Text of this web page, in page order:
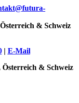
& Schweiz
| E-Mail
& Schweiz